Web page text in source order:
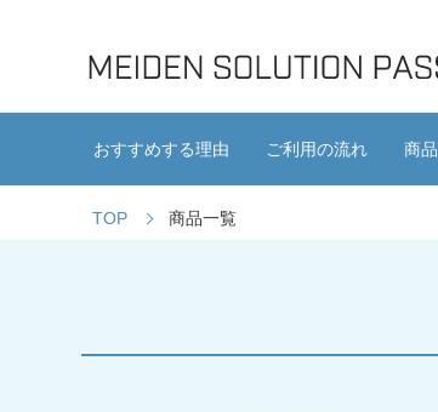
おすすめする理由 ご利用の流れ 商
TOP 商品一覧